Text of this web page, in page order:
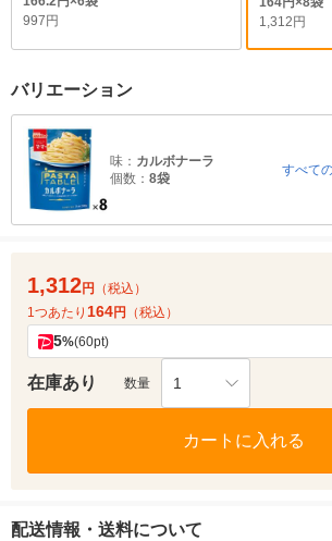
997円
1,312円
バリエーション
味： カルボナーラ
個数： 8袋
すべて
1,312円
（税込）
1つあたり 164円 （税込）
5%(60pt)
在庫あり 数量 1
カートに入れる
配送情報・送料について